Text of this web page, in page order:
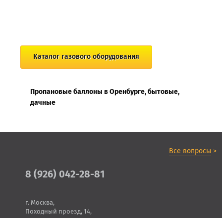
Каталог газового оборудования
Пропановые баллоны в Оренбурге, бытовые,
дачные
Все вопросы >
8 (926) 042-28-81
г. Москва,
Походный проезд, 14,